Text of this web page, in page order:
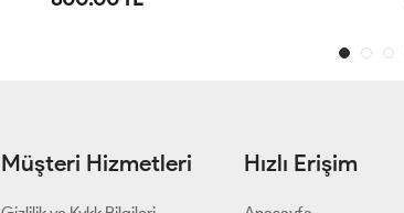
Müşteri Hizmetleri Hızlı Erişim